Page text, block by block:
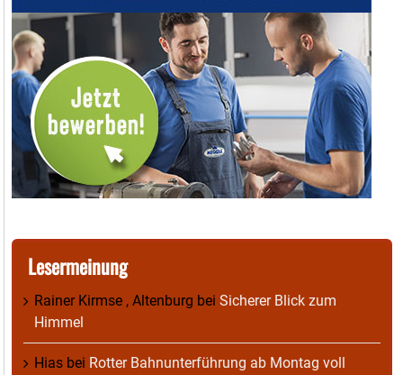
Lesermeinung
Rainer Kirmse , Altenburg bei Sicherer Blick zum
Himmel
Hias bei Rotter Bahnunterführung ab Montag voll